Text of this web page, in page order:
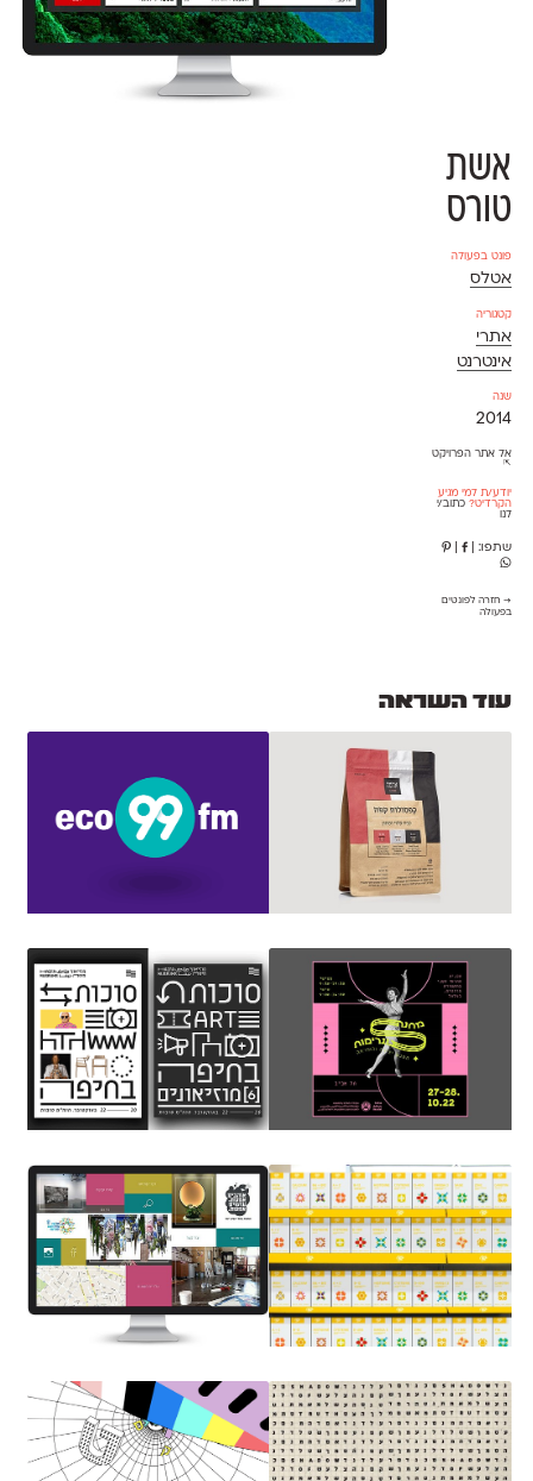
אשת
טורס
פונט בפעולה
אטלס
קטגוריה
אתרי
אינטרנט
שנה
2014
אל אתר הפרויקט
⇱
יודע/ת למי מגיע
הקרדיט? כתוב/י
לנו
שתפו: |
→ חזרה לפונטים
בפעולה
עוד השראה